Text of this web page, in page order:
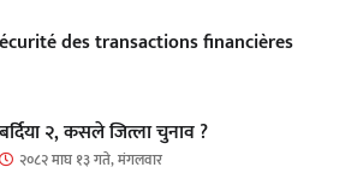
des transactions financières
बर्दिया २, कसले जित्ला चुनाव ?
२०८२ माघ १३ गते, मंगलवार